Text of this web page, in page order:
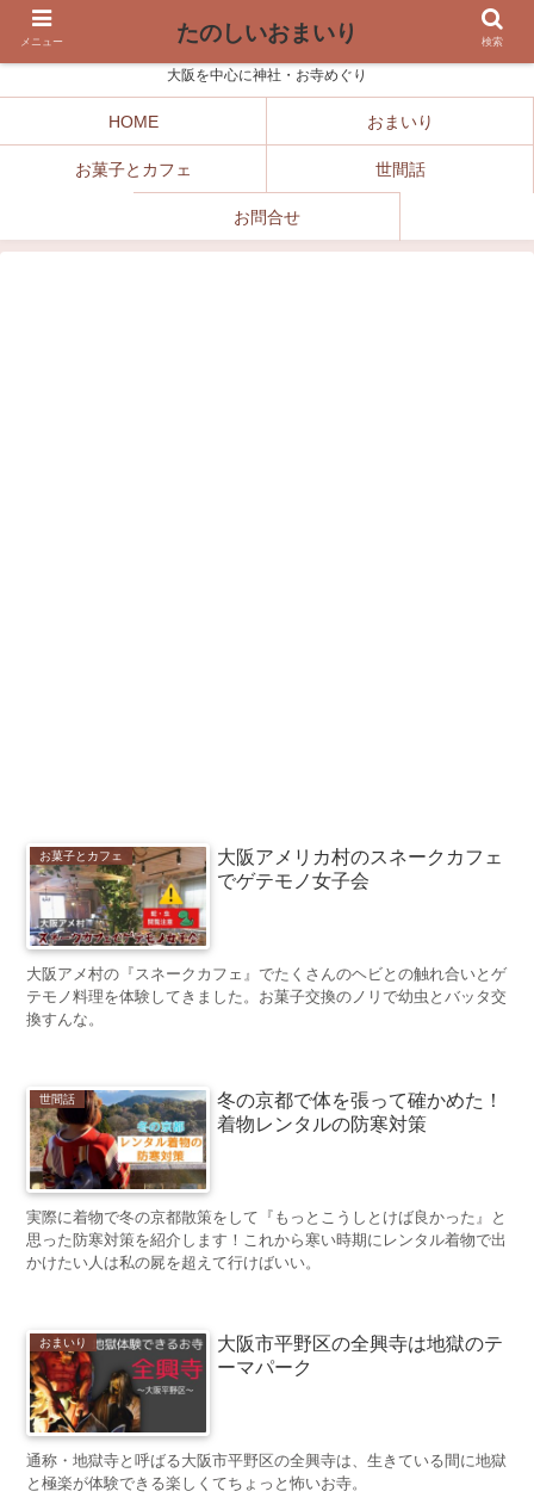
大阪を中心に神社・お寺めぐり
HOME おまいり
お菓子とカフェ 世間話
お問合せ
お菓子とカフェ
大阪アメリカ村のスネークカフェ
でゲテモノ女子会
大阪アメ村の『スネークカフェ』でたくさんのヘビとの触れ合いとゲ
テモノ料理を体験してきました。お菓子交換のノリで幼虫とバッタ交
換すんな。
世間話
冬の京都で体を張って確かめた！
着物レンタルの防寒対策
実際に着物で冬の京都散策をして『もっとこうしとけば良かった』と
思った防寒対策を紹介します！これから寒い時期にレンタル着物で出
かけたい人は私の屍を超えて行けばいい。
おまいり
大阪市平野区の全興寺は地獄のテ
ーマパーク
通称・地獄寺と呼ばる大阪市平野区の全興寺は、生きている間に地獄
と極楽が体験できる楽しくてちょっと怖いお寺。
メニュー たのしいおまいり 検索